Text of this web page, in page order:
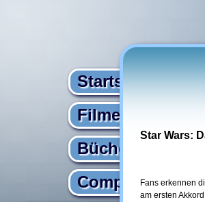
Startseite
Filme
Bücher
Computer
Star Wars:
Fans erkennen
am ersten